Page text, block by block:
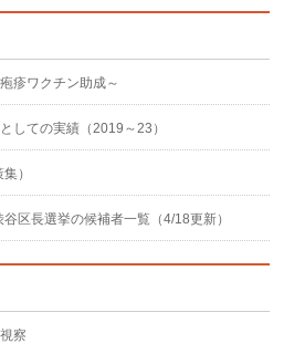
疹ワクチン助成～
しての実績（2019～23）
）
区長選挙の候補者一覧（4/18更新）
察